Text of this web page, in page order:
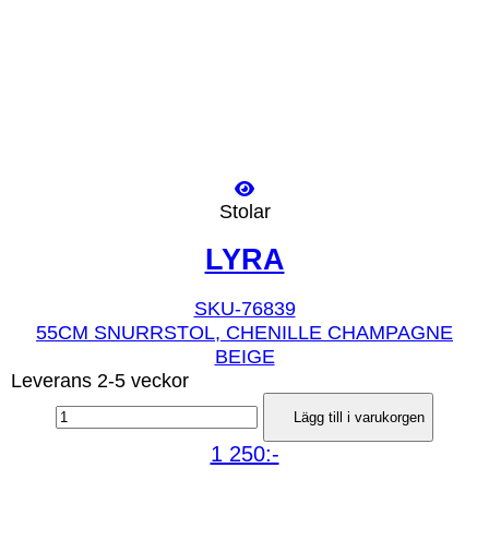
Stolar
LYRA
SKU-76839
55CM SNURRSTOL, CHENILLE CHAMPAGNE
BEIGE
Leverans 2-5 veckor
Lägg till i varukorgen
1 250:-